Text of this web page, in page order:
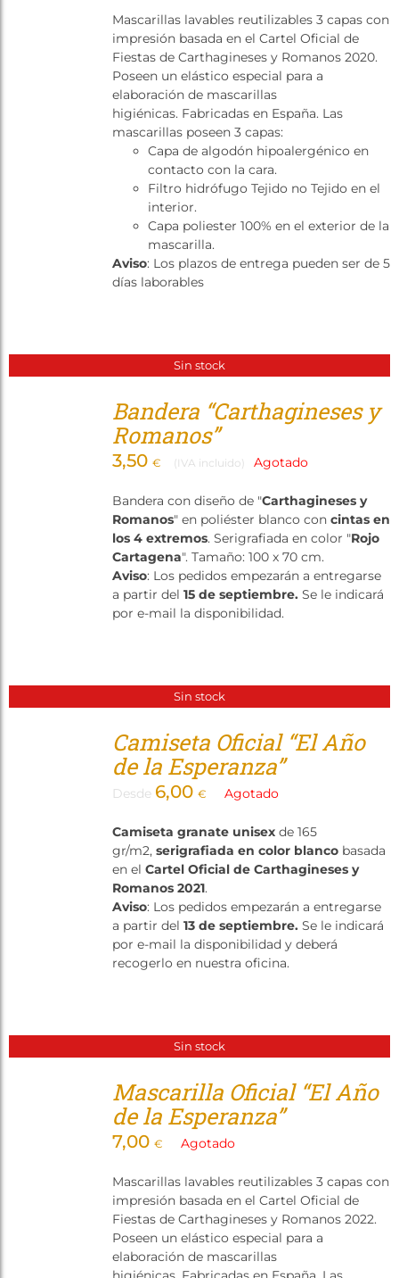
Mascarillas lavables reutilizables 3 capas con
impresión basada en el Cartel Oficial de
Fiestas de Carthagineses y Romanos 2020.
Poseen un elástico especial para a
elaboración de mascarillas
higiénicas. Fabricadas en España. Las
mascarillas poseen 3 capas:
Capa de algodón hipoalergénico en
contacto con la cara.
Filtro hidrófugo Tejido no Tejido en el
interior.
Capa poliester 100% en el exterior de la
mascarilla.
Aviso: Los plazos de entrega pueden ser de 5
días laborables
Sin stock
Bandera “Carthagineses y
Romanos”
3,50 € (IVA incluido) Agotado
Bandera con diseño de "Carthagineses y
Romanos" en poliéster blanco con cintas en
los 4 extremos. Serigrafiada en color "Rojo
Cartagena". Tamaño: 100 x 70 cm.
Aviso: Los pedidos empezarán a entregarse
a partir del 15 de septiembre. Se le indicará
por e-mail la disponibilidad.
Sin stock
Camiseta Oficial “El Año
de la Esperanza”
Desde 6,00 € Agotado
Camiseta granate unisexde 165
gr/m2, serigrafiada en color blancobasada
en el Cartel Oficial de Carthagineses y
Romanos 2021.
Aviso: Los pedidos empezarán a entregarse
a partir del 13 de septiembre. Se le indicará
por e-mail la disponibilidad y deberá
recogerlo en nuestra oficina.
Sin stock
Mascarilla Oficial “El Año
de la Esperanza”
7,00 € Agotado
Mascarillas lavables reutilizables 3 capas con
impresión basada en el Cartel Oficial de
Fiestas de Carthagineses y Romanos 2022.
Poseen un elástico especial para a
elaboración de mascarillas